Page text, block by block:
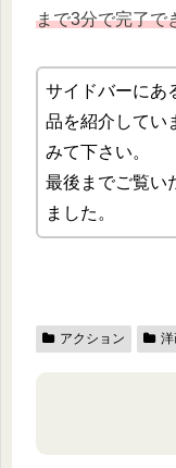
まで3分で完了で
サイドバーにあ
品を紹介してい
みて下さい。
最後までご覧い
ました。
アクション 洋